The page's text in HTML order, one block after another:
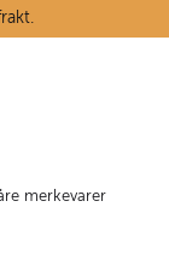
merkevarer